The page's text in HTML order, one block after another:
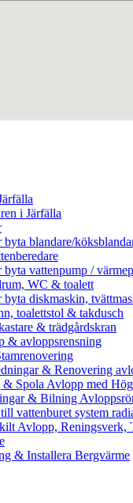
i Järfälla
byta blandare/
byta vattenpump /
WC & toalett
byta diskmaskin,
toalettstol & takdusch
& trädgårdskran
& avloppsrensning
& Renovering
& Spola Avlopp med
& Bilning
vattenburet system
Avlopp, Reningsverk,
& Installera Bergvärme